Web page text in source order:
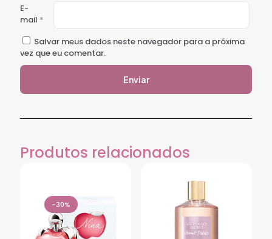
E-
mail *
Salvar meus dados neste navegador para a próxima
vez que eu comentar.
Produtos relacionados
-30%